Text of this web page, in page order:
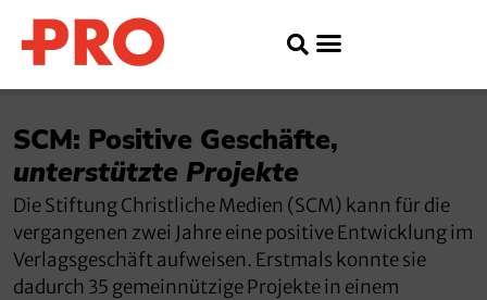
SCM: Positive Geschäfte,
unterstützte Projekte
Die Stiftung Christliche Medien (SCM) kann für die
vergangenen zwei Jahre eine positive Entwicklung im
Verlagsgeschäft aufweisen. Erstmals konnte sie
dadurch 35 gemeinnützige Projekte in einem